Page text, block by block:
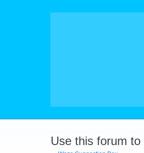
Use this forum